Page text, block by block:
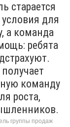
старается
для
а команда
ребята
команду
роста,
группы продаж